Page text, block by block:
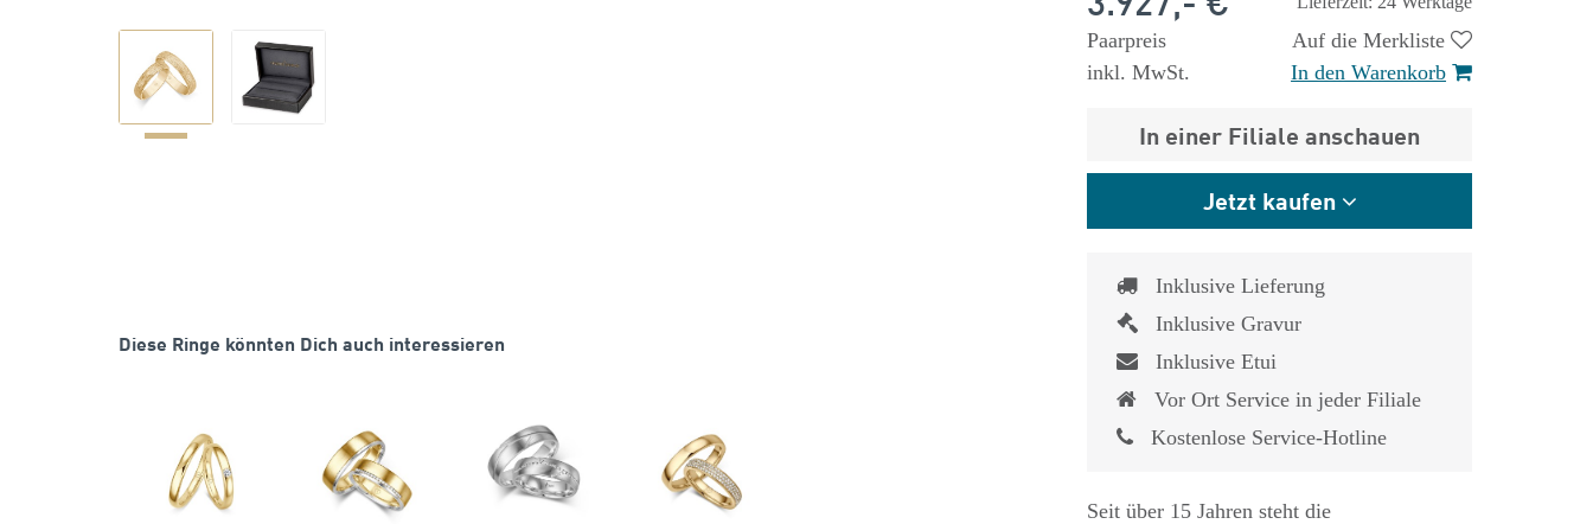
Diese Ringe könnten Dich auch interessieren
Paarpreis
inkl. MwSt.
Auf die Merkliste
In den Warenkorb
In einer Filiale anschauen
Jetzt kaufen
Inklusive Lieferung
Inklusive Gravur
Inklusive Etui
Vor Ort Service in jeder Filiale
Kostenlose Service-Hotline
Seit über 15 Jahren steht die